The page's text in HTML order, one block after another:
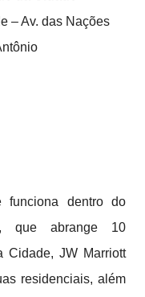
– Av. das Nações
funciona dentro do
que abrange 10
Cidade, JW Marriott
residenciais, além